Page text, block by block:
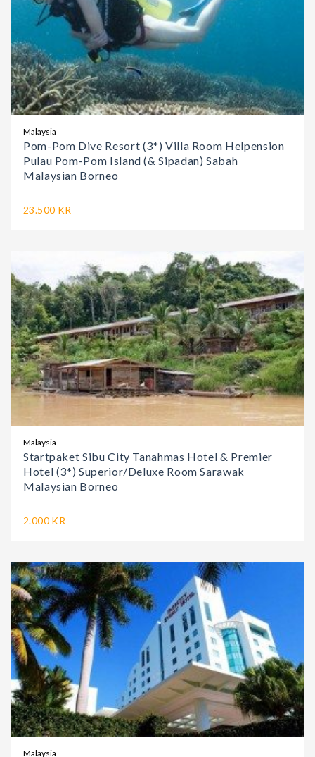
Malaysia
Pom-Pom Dive Resort (3*) Villa Room Helpension
Pulau Pom-Pom Island (& Sipadan) Sabah
Malaysian Borneo
23.500 KR
Malaysia
Startpaket Sibu City Tanahmas Hotel & Premier
Hotel (3*) Superior/Deluxe Room Sarawak
Malaysian Borneo
2.000 KR
Malaysia